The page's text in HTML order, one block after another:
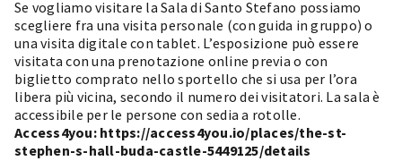
Se vogliamo visitare la Sala di Santo Stefano possiamo
scegliere fra una visita personale (con guida in gruppo) o
una visita digitale con tablet. L’esposizione può essere
visitata con una prenotazione online previa o con
biglietto comprato nello sportello che si usa per l’ora
libera più vicina, secondo il numero dei visitatori. La sala è
accessibile per le persone con sedia a rotolle.
Access4you: https://access4you.io/places/the-st-
stephen-s-hall-buda-castle-5449125/details